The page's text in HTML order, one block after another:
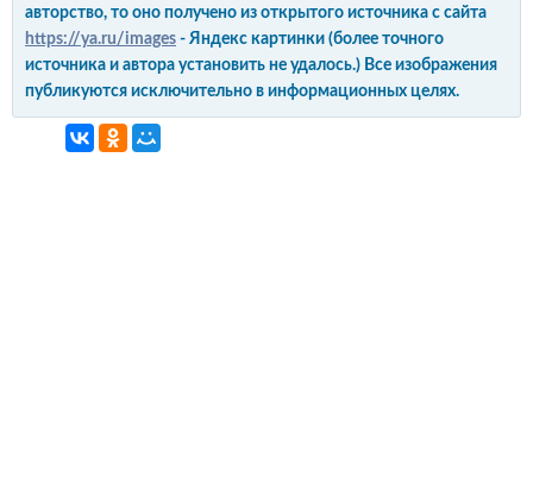
авторство, то оно получено из открытого источника с сайта
https://ya.ru/images - Яндекс картинки (более точного
источника и автора установить не удалось.) Все изображения
публикуются исключительно в информационных целях.